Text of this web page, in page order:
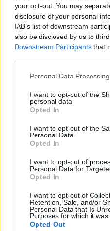
your opt-out. You may
disclosure of your personal
IAB’s list of downstream
also be disclosed by us to
Downstream Participants that
Personal Data
I want to opt-out of the
personal data.
Opted In
I want to opt-out of the
Personal Data.
Opted In
I want to opt-out of
Personal Data for
Opted In
I want to opt-out of
Retention, Sale, and/or
Personal Data that Is
Purposes for which it was
Opted Out
TP Greece: Πώς
Advertorial
Περισσότερα από το